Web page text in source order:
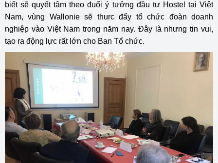
biết sẽ quyết tâm theo đuổi ý tưởng đầu tư Hostel tại Việt
Nam, vùng Wallonie sẽ thurc đẩy tổ chức đoàn doanh
nghiệp vào Việt Nam trong năm nay. Đây là nhưng tin vui,
tạo ra động lực rất lớn cho Ban Tổ chức.